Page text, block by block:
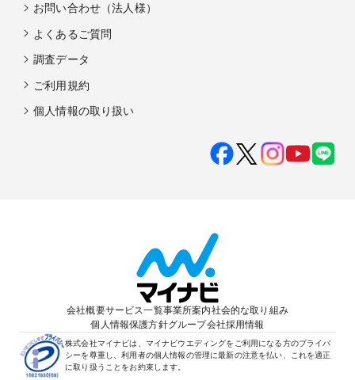
お問い合わせ（法人様）
よくあるご質問
調査データ
ご利用規約
個人情報の取り扱い
会社概要サービス一覧事業所案内社会的な取り組み
個人情報保護方針グループ会社採用情報
株式会社マイナビは、マイナビウエディングをご利用になる方のプライバ
シーを尊重し、利用者の個人情報の管理に最新の注意を払い、これを適正
に取り扱うことをお約束します。